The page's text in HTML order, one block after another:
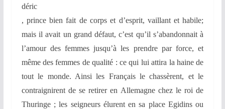
déric
, prince bien fait de corps et d’esprit, vaillant et habile;
mais il avait un grand défaut, c’est qu’il s’abandonnait à
l’amour des femmes jusqu’à les prendre par force, et
même des femmes de qualité : ce qui lui attira la haine de
tout le monde. Ainsi les Français le chassèrent, et le
contraignirent de se retirer en Allemagne chez le roi de
Thuringe ; les seigneurs élurent en sa place Egidins ou